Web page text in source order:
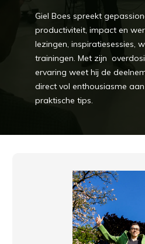
Giel Boes spreekt
productiviteit, impact en
lezingen, inspiratiesessies,
trainingen. Met zijn
ervaring weet hij de
direct vol enthousiasme
praktische tips.